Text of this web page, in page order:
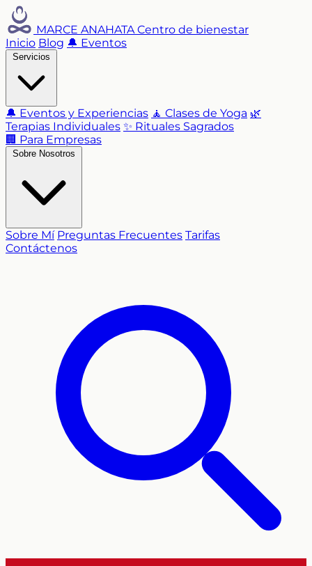
MARCE ANAHATA Centro de bienestar
Inicio Blog 🔔 Eventos
🔔 Eventos y Experiencias 🧘 Clases de Yoga 🌿
Terapias Individuales ✨ Rituales Sagrados
🏢 Para Empresas
Sobre Mí Preguntas Frecuentes Tarifas
Contáctenos